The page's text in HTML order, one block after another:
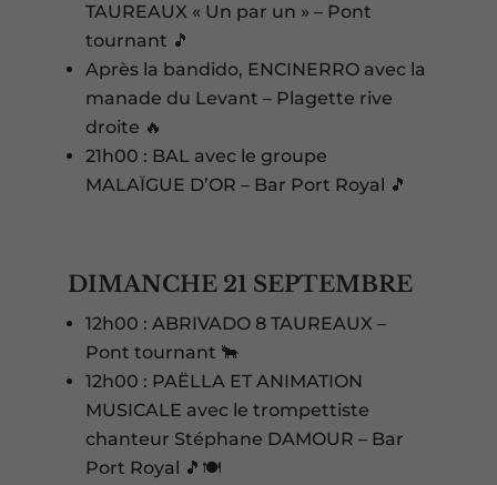
TAUREAUX « Un par un » – Pont
tournant 🎵
Après la bandido, ENCINERRO avec la
manade du Levant – Plagette rive
droite 🔥
21h00 : BAL avec le groupe
MALAÏGUE D’OR – Bar Port Royal 🎵
DIMANCHE 21 SEPTEMBRE
12h00 : ABRIVADO 8 TAUREAUX –
Pont tournant 🐂
12h00 : PAËLLA ET ANIMATION
MUSICALE avec le trompettiste
chanteur Stéphane DAMOUR – Bar
Port Royal 🎵🍽️